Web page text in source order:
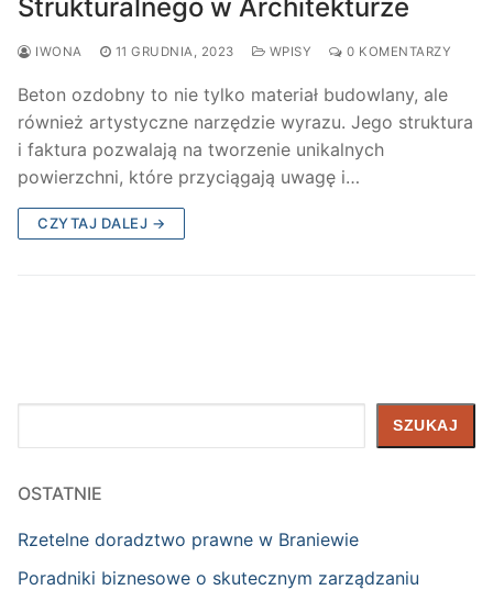
Strukturalnego w Architekturze
IWONA 11 GRUDNIA, 2023 WPISY 0 KOMENTARZY
Beton ozdobny to nie tylko materiał budowlany, ale
również artystyczne narzędzie wyrazu. Jego struktura
i faktura pozwalają na tworzenie unikalnych
powierzchni, które przyciągają uwagę i…
CZYTAJ DALEJ →
SZUKAJ
OSTATNIE
Rzetelne doradztwo prawne w Braniewie
Poradniki biznesowe o skutecznym zarządzaniu